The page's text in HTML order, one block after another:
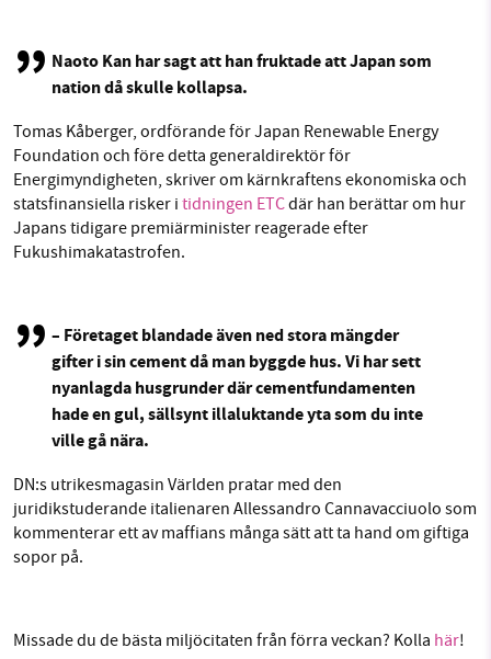
Naoto Kan har sagt att han fruktade att Japan som
nation då skulle kollapsa.
Tomas Kåberger, ordförande för Japan Renewable Energy
Foundation och före detta generaldirektör för
Energimyndigheten, skriver om kärnkraftens ekonomiska och
statsfinansiella risker i tidningen ETCdär han berättar om hur
Japans tidigare premiärminister reagerade efter
Fukushimakatastrofen.
– Företaget blandade även ned stora mängder
gifter i sin cement då man byggde hus. Vi har sett
nyanlagda husgrunder där cementfundamenten
hade en gul, sällsynt illaluktande yta som du inte
ville gå nära.
DN:s utrikesmagasin Världen pratar med den
juridikstuderande italienaren Allessandro Cannavacciuolo som
kommenterar ett av maffians många sätt att ta hand om giftiga
sopor på.
Missade du de bästa miljöcitaten från förra veckan? Kolla här!